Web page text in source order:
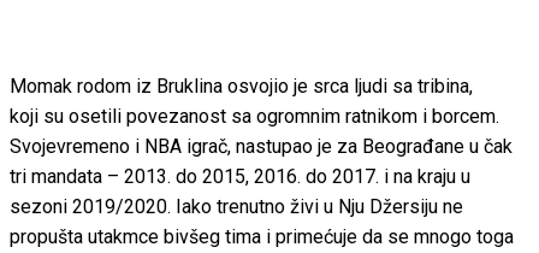
Momak rodom iz Bruklina osvojio je srca ljudi sa tribina,
koji su osetili povezanost sa ogromnim ratnikom i borcem.
Svojevremeno i NBA igrač, nastupao je za Beograđane u čak
tri mandata – 2013. do 2015, 2016. do 2017. i na kraju u
sezoni 2019/2020. Iako trenutno živi u Nju Džersiju ne
propušta utakmce bivšeg tima i primećuje da se mnogo toga